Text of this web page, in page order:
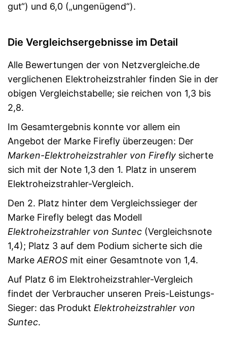
gut“) und 6,0 („ungenügend“).
Die Vergleichsergebnisse im Detail
Alle Bewertungen der von Netzvergleiche.de
verglichenen Elektroheizstrahler finden Sie in der
obigen Vergleichstabelle; sie reichen von 1,3 bis
2,8.
Im Gesamtergebnis konnte vor allem ein
Angebot der Marke Firefly überzeugen: Der
Marken-Elektroheizstrahler von Firefly sicherte
sich mit der Note 1,3 den 1. Platz in unserem
Elektroheizstrahler-Vergleich.
Den 2. Platz hinter dem Vergleichssieger der
Marke Firefly belegt das Modell
Elektroheizstrahler von Suntec (Vergleichsnote
1,4); Platz 3 auf dem Podium sicherte sich die
Marke AEROS mit einer Gesamtnote von 1,4.
Auf Platz 6 im Elektroheizstrahler-Vergleich
findet der Verbraucher unseren Preis-Leistungs-
Sieger: das Produkt Elektroheizstrahler von
Suntec.